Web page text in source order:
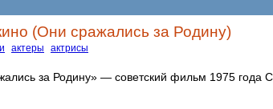
(Они сражались за Родину)
актеры актрисы
за Родину» — советский фильм 1975 года